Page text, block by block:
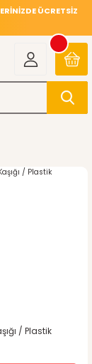
ÜCRETSİZ
/ Plastik